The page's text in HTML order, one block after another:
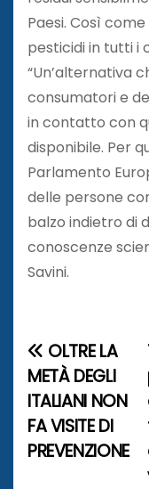
Paesi. Così
pesticidi in tutti i
“Un’alternativa
consumatori e
in contatto con
disponibile. Per
Parlamento
delle persone
balzo indietro di
conoscenze
Savini.
N
a
v
OLTRE LA
METÀ DEGLI
ITALIANI NON
FA VISITE DI
PREVENZIONE